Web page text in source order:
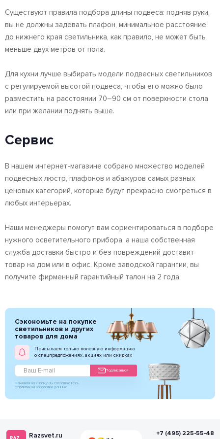
Существуют правила подбора длины подвеса: подняв руки,
вы не должны задевать плафон, минимальное расстояние
до нижнего края светильника, как правило, не может быть
меньше двух метров от пола.
Для кухни лучше выбирать модели подвесных светильников
с регулируемой высотой подвеса, чтобы его можно было
разместить на расстоянии 70–90 см от поверхности стола
или при желании поднять выше.
Сервис
В нашем интернет-магазине собрано множество моделей
подвесных люстр, плафонов и абажуров самых разных
ценовых категорий, которые будут прекрасно смотреться в
любых интерьерах.
Наши менеджеры помогут вам сориентироваться в подборе
нужного осветительного прибора, а наша собственная
служба доставки быстро и без повреждений доставит
товар на дом или в офис. Кроме заводской гарантии, вы
получите фирменный гарантийный талон на 2 года.
Сэкономьте на покупке
светильников и других
товаров для дома
Присылаем только полезную информацию
о спецпредложениях, акциях или скидках
Подписаться
Нажимая на кнопку Вы соглашаетесь
с политикой обработки данных
Razsvet.ru
+7 (495) 225-55-48